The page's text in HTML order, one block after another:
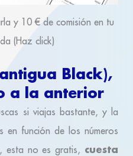
y 10 € de comisión en tu
(Haz click)
Black),
a la anterior
si viajas bastante, y la
en función de los números
esta no es gratis, cuesta